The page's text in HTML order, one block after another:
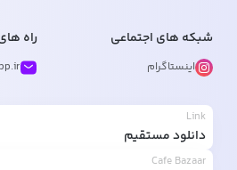
شبکه های اجتماعی
اینستاگرام
راه
Link
دانلود مستقیم
Cafe Bazaar